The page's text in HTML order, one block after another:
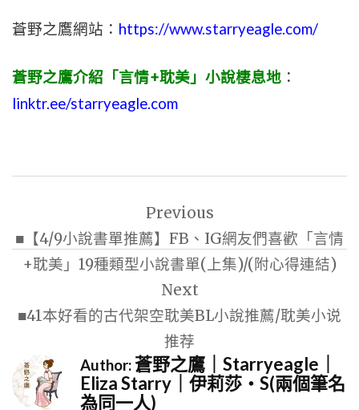
蒼野之鷹網站： https://www.starryeagle.com/
蒼野之鷹介紹「言情+耽美」小說棲息地 ：
linktr.ee/starryeagle.com
導
覽
Previous
■【4/9小說書單推薦】FB、IG網友們喜歡「言情
+耽美」19種類型小說書單(上集)/(附心得連結)
Next
■41本好看的古代架空耽美BL小說推薦/耽美小说
推荐
Author:蒼野之鷹｜Starryeagle｜
Eliza Starry｜伊莉莎・S(兩個筆名
為同一人)